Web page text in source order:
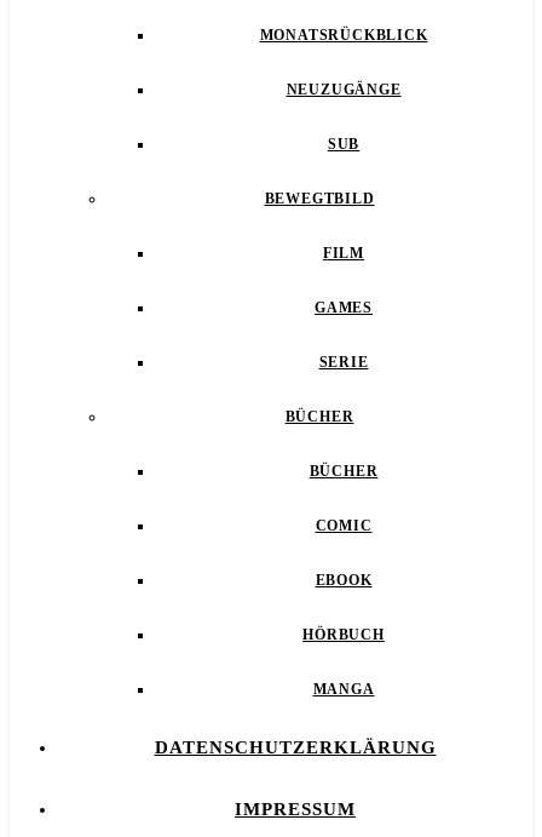
MONATSRÜCKBLICK
NEUZUGÄNGE
SUB
BEWEGTBILD
FILM
GAMES
SERIE
BÜCHER
BÜCHER
COMIC
EBOOK
HÖRBUCH
MANGA
DATENSCHUTZERKLÄRUNG
IMPRESSUM